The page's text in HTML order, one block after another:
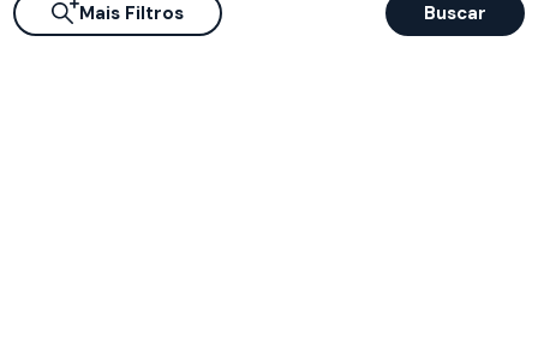
Mais Filtros Buscar